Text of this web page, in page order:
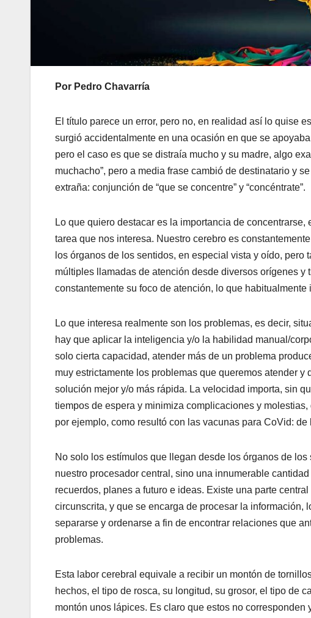
Por Pedro Chavarría
El título parece un error, pero no, en realidad así lo quise
surgió accidentalmente en una ocasión en que se
pero el caso es que se distraía mucho y su madre, algo
muchacho”, pero a media frase cambió de destinatario y
extraña: conjunción de “que se concentre” y “concéntrate”.
Lo que quiero destacar es la importancia de
tarea que nos interesa. Nuestro cerebro es
los órganos de los sentidos, en especial vista y oído,
múltiples llamadas de atención desde diversos orígenes
constantemente su foco de atención, lo que
Lo que interesa realmente son los problemas, es decir,
hay que aplicar la inteligencia y/o la habilidad manual/
solo cierta capacidad, atender más de un problema
muy estrictamente los problemas que queremos atender
solución mejor y/o más rápida. La velocidad importa, sin
tiempos de espera y minimiza complicaciones y
por ejemplo, como resultó con las vacunas para CoVid:
No solo los estímulos que llegan desde los órganos de
nuestro procesador central, sino una innumerable
recuerdos, planes a futuro e ideas. Existe una parte
circunscrita, y que se encarga de procesar la
separarse y ordenarse a fin de encontrar relaciones que
problemas.
Esta labor cerebral equivale a recibir un montón de
hechos, el tipo de rosca, su longitud, su grosor, el tipo de
montón unos lápices. Es claro que estos no